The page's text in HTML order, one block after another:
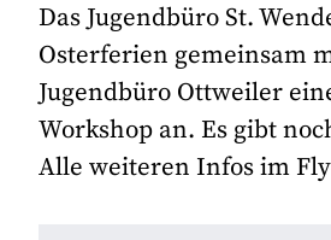
Das Jugendbüro St.
Osterferien gemeinsam
Jugendbüro Ottweiler
Workshop an. Es gibt
Alle weiteren Infos im